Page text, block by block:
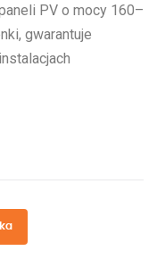
PV o mocy 160–
gwarantuje